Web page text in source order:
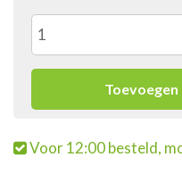
Spa
Reine
Pet
Voor 12:00 besteld,